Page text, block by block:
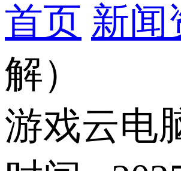
首页 新闻
解）
游戏云电